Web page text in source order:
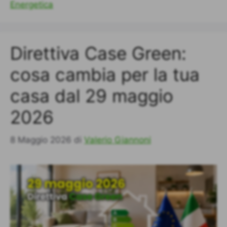
Energetica
Direttiva Case Green:
cosa cambia per la tua
casa dal 29 maggio
2026
8 Maggio 2026 di Valerio Giannoni